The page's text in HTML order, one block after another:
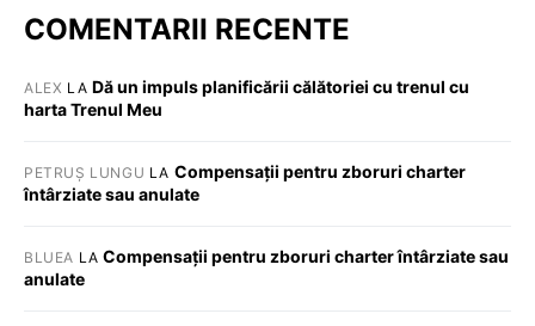
COMENTARII RECENTE
ALEX LA Dă un impuls planificării călătoriei cu trenul cu
harta Trenul Meu
PETRUȘ LUNGU LA Compensații pentru zboruri charter
întârziate sau anulate
BLUEA LACompensații pentru zboruri charter întârziate sau
anulate